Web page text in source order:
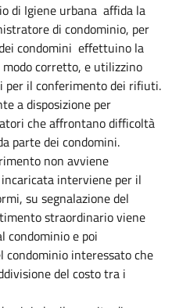
di Igiene urbana affida la
di condominio, per
condomini effettuino la
corretto, e utilizzino
per il conferimento dei rifiuti.
a disposizione per
che affrontano difficoltà
parte dei condomini.
non avviene
interviene per il
su segnalazione del
straordinario viene
condominio e poi
condominio interessato che
del costo tra i